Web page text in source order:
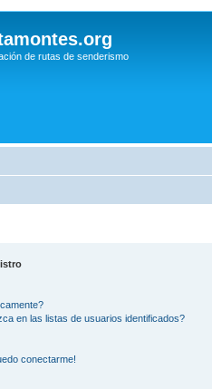
de rutas de senderismo
en las listas de usuarios identificados?
conectarme!